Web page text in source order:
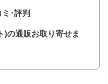
･評判
)の通販お取り寄せま